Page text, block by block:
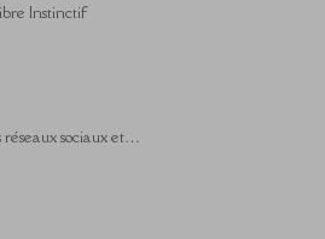
Instinctif
réseaux sociaux et…